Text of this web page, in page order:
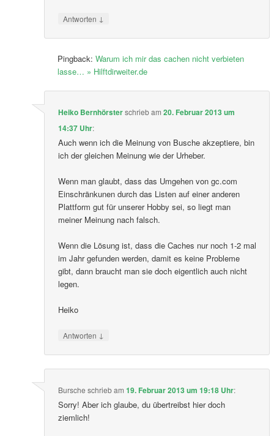
Antworten ↓
Pingback: Warum ich mir das cachen nicht verbieten
lasse… » Hilftdirweiter.de
Heiko Bernhörster schriebam 20. Februar 2013 um
14:37 Uhr:
Auch wenn ich die Meinung von Busche akzeptiere, bin
ich der gleichen Meinung wie der Urheber.
Wenn man glaubt, dass das Umgehen von gc.com
Einschränkunen durch das Listen auf einer anderen
Plattform gut für unserer Hobby sei, so liegt man
meiner Meinung nach falsch.
Wenn die Lösung ist, dass die Caches nur noch 1-2 mal
im Jahr gefunden werden, damit es keine Probleme
gibt, dann braucht man sie doch eigentlich auch nicht
legen.
Heiko
Antworten ↓
Bursche schriebam 19. Februar 2013 um 19:18 Uhr:
Sorry! Aber ich glaube, du übertreibst hier doch
ziemlich!